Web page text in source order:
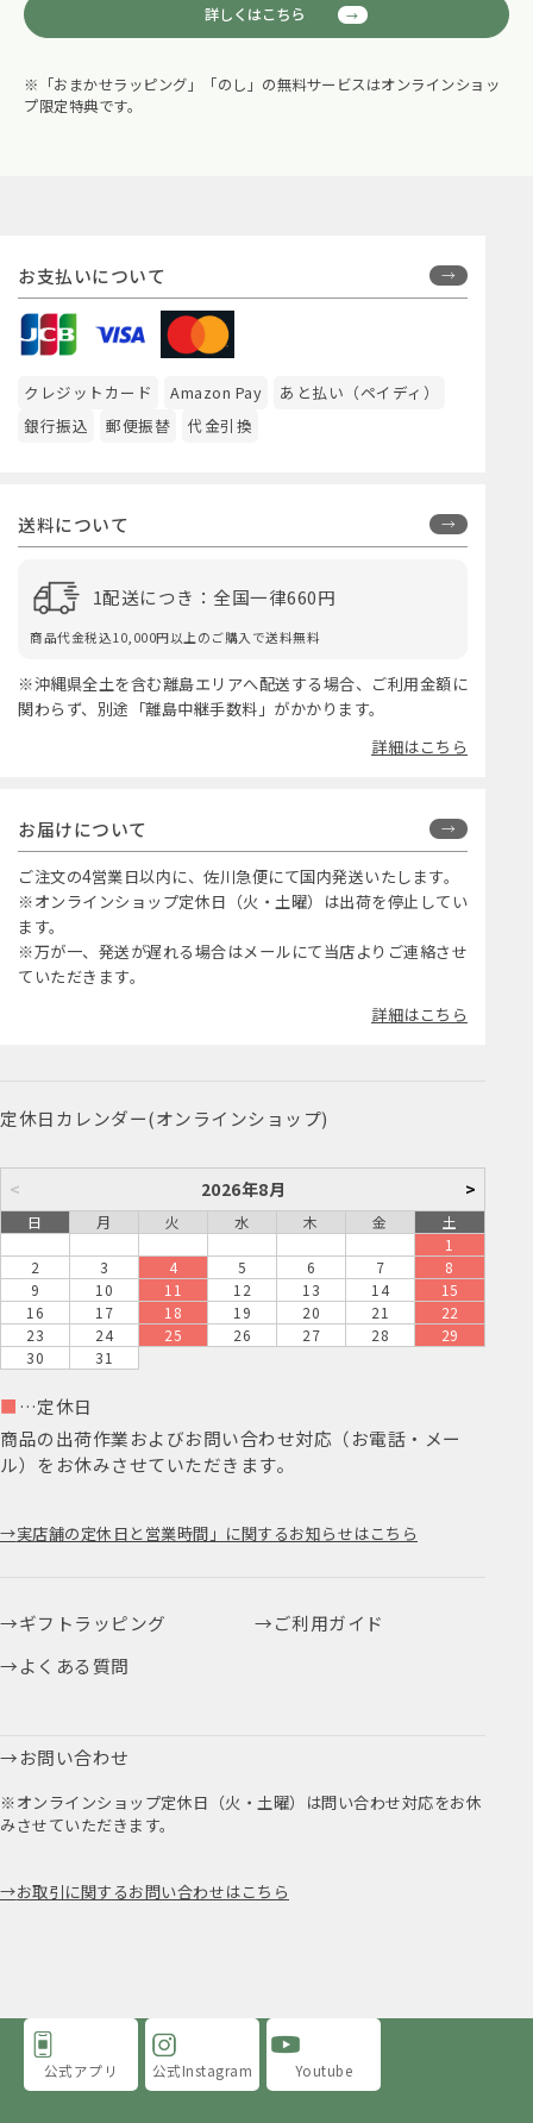
詳しくはこちら
※「おまかせラッピング」「のし」の無料サービスはオンラインショッ
プ限定特典です。
お支払いについて
クレジットカード Amazon Pay
あと払い（ペイディ）
銀行振込
郵便振替 代金引換
送料について
1配送につき：全国一律660円
商品代金税込10,000円以上のご購入で送料無料
※沖縄県全土を含む離島エリアへ配送する場合、ご利用金額に
関わらず、別途「離島中継手数料」がかかります。
詳細はこちら
お届けについて
ご注文の4営業日以内に、佐川急便にて国内発送いたします。
※オンラインショップ定休日（火・土曜）は出荷を停止してい
ます。
※万が一、発送が遅れる場合はメールにて当店よりご連絡させ
ていただきます。
詳細はこちら
定休日カレンダー(オンラインショップ)
< 2026年8月 >
日 月 火 水 木 金
土
1
2
3 4 5 6 7
8
9
10 11 12 13 14
15
16
17 18 19 20 21
22
23
24 25 26 27 28
29
30
31
■ …定休日
商品の出荷作業およびお問い合わせ対応（お電話・メー
ル）をお休みさせていただきます。
実店舗の定休日と営業時間」に関するお知らせはこちら
ギフトラッピング
ご利用ガイド
よくある質問
お問い合わせ
※オンラインショップ定休日（火・土曜）は問い合わせ対応をお休
みさせていただきます。
お取引に関するお問い合わせはこちら
公式アプリ 公式Instagram Youtube